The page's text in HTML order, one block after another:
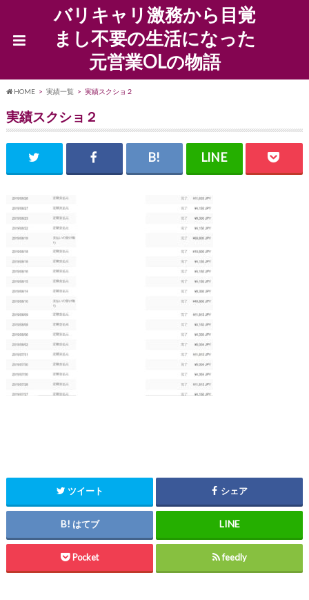
バリキャリ激務から目覚
まし不要の生活になった
元営業OLの物語
HOME 実績一覧 実績スクショ２
実績スクショ２
ツイート シェア
はてブ
Pocket feedly